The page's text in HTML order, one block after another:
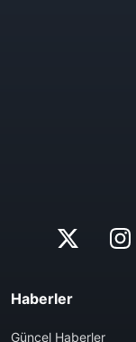
Haberler
Güncel Haberler